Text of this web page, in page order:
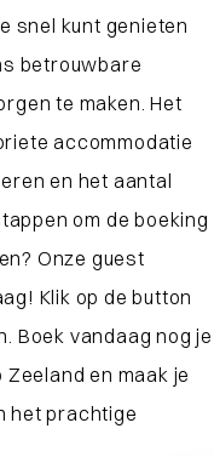
snel kunt genieten
betrouwbare
te maken. Het
accommodatie
en het aantal
om de boeking
Onze guest
Klik op de button
Boek vandaag nog je
en maak je
het prachtige